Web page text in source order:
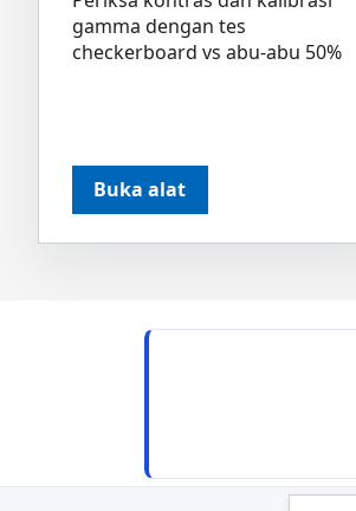
gamma dengan tes
checkerboard vs abu-abu 50%
Buka alat